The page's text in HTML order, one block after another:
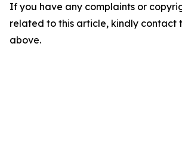
If you have any complaints or
related to this article, kindly contact
above.